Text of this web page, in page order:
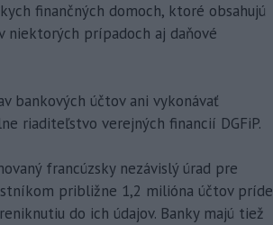
finančných domoch, ktoré obsahujú
niektorých prípadoch aj daňové
bankových účtov ani vykonávať
riaditeľstvo verejných financií DGFiP.
francúzsky nezávislý úrad pre
približne 1,2 milióna účtov príde
do ich údajov. Banky majú tiež